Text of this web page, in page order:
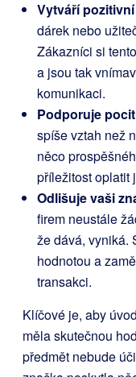
Vytváří
dárek nebo
Zákazníci si
a jsou tak
komunikaci.
Podporuje
spíše vztah než
něco
příležitost oplatit
Odlišuje vaši
firem neustále
že dává, vyniká.
hodnotou a
transakci.
Klíčové je, aby
měla skutečnou
předmět nebude